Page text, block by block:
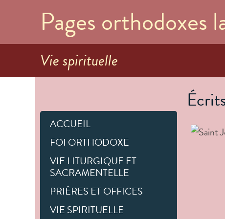
Pages orthodoxes
Vie spirituelle
ACCUEIL
FOI ORTHODOXE
VIE LITURGIQUE ET
SACRAMENTELLE
PRIÈRES ET OFFICES
VIE SPIRITUELLE